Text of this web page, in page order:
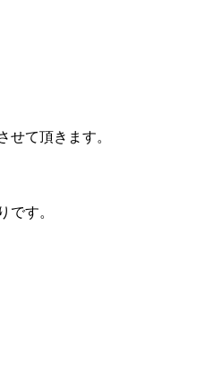
て頂きます。
です。